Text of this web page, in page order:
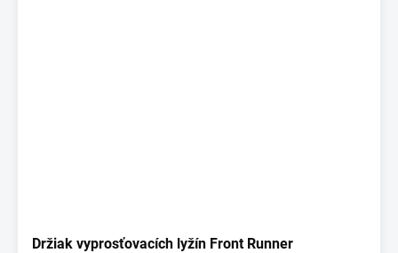
Držiak vyprosťovacích lyžín Front Runner